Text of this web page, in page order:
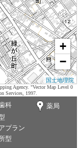
+
−
国土地理院
Agency. "Vector Map Level 0
Services, 1997.
科
薬局
プラン
型